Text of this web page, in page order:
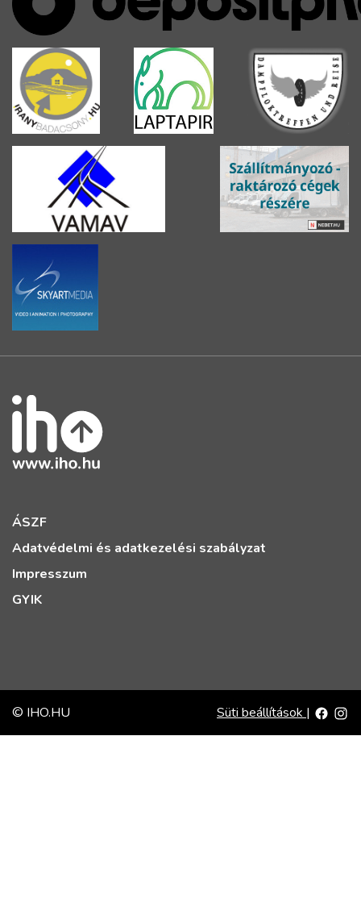
ÁSZF
Adatvédelmi és adatkezelési szabályzat
Impresszum
GYIK
© IHO.HU Süti beállítások |